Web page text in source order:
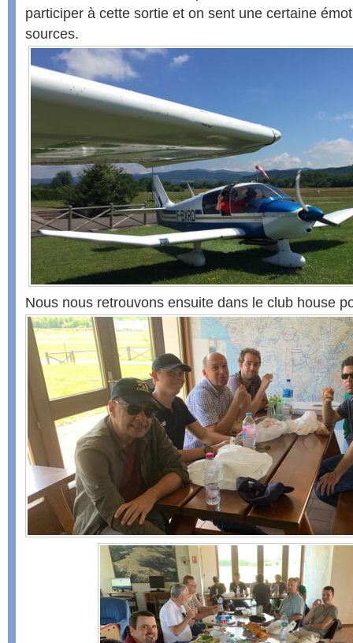
participer à cette sortie et on sent une certaine
sources.
Nous nous retrouvons ensuite dans le club house